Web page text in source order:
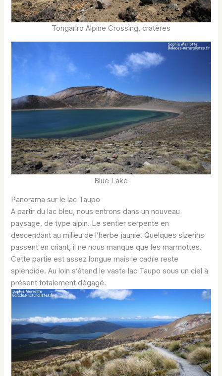
Tongariro Alpine Crossing, cratères
Blue Lake
Panorama sur le lac Taupo
A partir du lac bleu, nous entrons dans un nouveau
paysage, de type alpin. Le sentier serpente en
descendant au milieu de l’herbe jaunie. Quelques sizerins
passent en criant, il ne nous manque que les marmottes.
Cette partie est assez longue mais le cadre reste
splendide. Au loin s’étend le vaste lac Taupo sous un ciel à
présent totalement dégagé.